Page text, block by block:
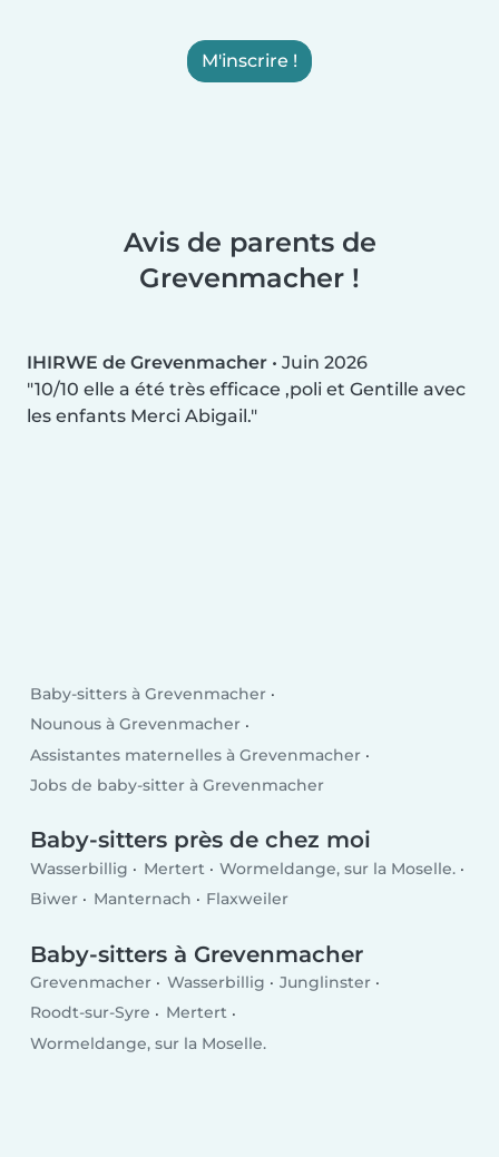
M'inscrire !
Avis de parents de
Grevenmacher !
IHIRWE de Grevenmacher • Juin 2026
10/10 elle a été très efficace ,poli et Gentille avec
les enfants Merci Abigail.
Baby-sitters à Grevenmacher
Nounous à Grevenmacher
Assistantes maternelles à Grevenmacher
Jobs de baby-sitter à Grevenmacher
Baby-sitters près de chez moi
Wasserbillig Mertert
Wormeldange, sur la Moselle.
Biwer
Manternach Flaxweiler
Baby-sitters à Grevenmacher
Grevenmacher Wasserbillig
Junglinster
Roodt-sur-Syre
Mertert
Wormeldange, sur la Moselle.